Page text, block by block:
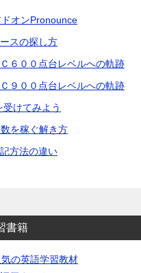
オンPronounce
スの探し方
６００点台レベルへの軌跡
９００点台レベルへの軌跡
受けてみよう
を稼ぐ解き方
方法の違い
書籍
の英語学習教材